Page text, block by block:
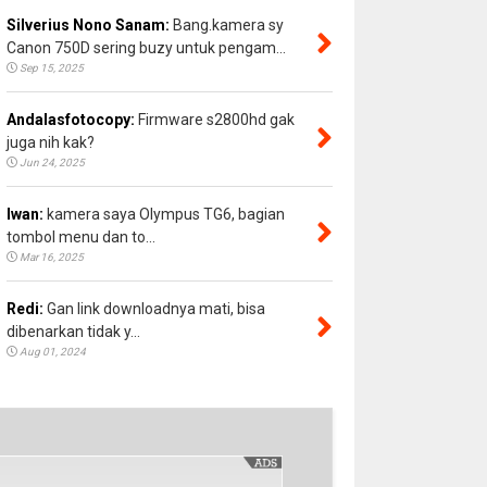
Silverius Nono Sanam: Bang.kamera sy
Canon 750D sering buzy untuk pengam...
Sep 15, 2025
Andalasfotocopy: Firmware s2800hd gak
juga nih kak?
Jun 24, 2025
Iwan: kamera saya Olympus TG6, bagian
tombol menu dan to...
Mar 16, 2025
Redi: Gan link downloadnya mati, bisa
dibenarkan tidak y...
Aug 01, 2024